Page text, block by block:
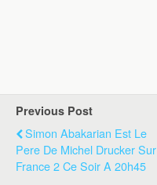
Previous Post
Simon Abakarian Est Le
Pere De Michel Drucker Sur
France 2 Ce Soir A 20h45